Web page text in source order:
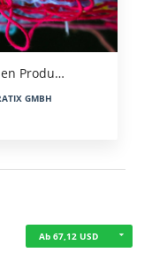
Produ…
GMBH
Ab 67,12 USD